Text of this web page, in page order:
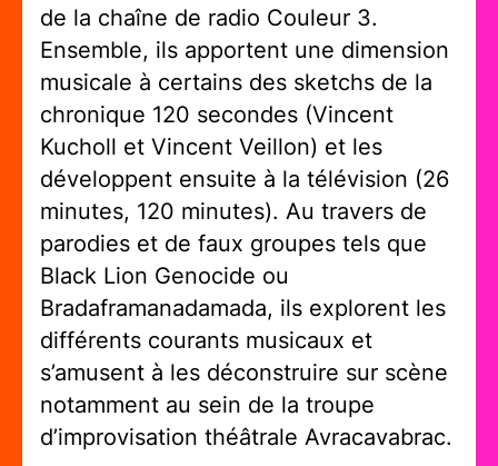
de la chaîne de radio Couleur 3.
Ensemble, ils apportent une dimension
musicale à certains des sketchs de la
chronique 120 secondes (Vincent
Kucholl et Vincent Veillon) et les
développent ensuite à la télévision (26
minutes, 120 minutes). Au travers de
parodies et de faux groupes tels que
Black Lion Genocide ou
Bradaframanadamada, ils explorent les
différents courants musicaux et
s’amusent à les déconstruire sur scène
notamment au sein de la troupe
d’improvisation théâtrale Avracavabrac.